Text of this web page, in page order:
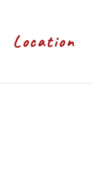
Location